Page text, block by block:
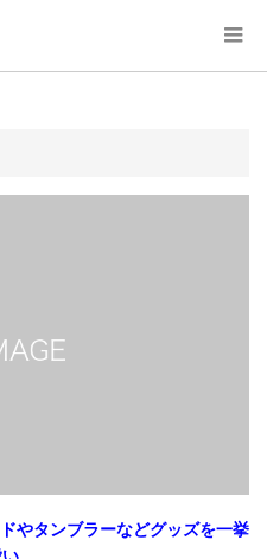
やタンブラーなどグッズを一挙